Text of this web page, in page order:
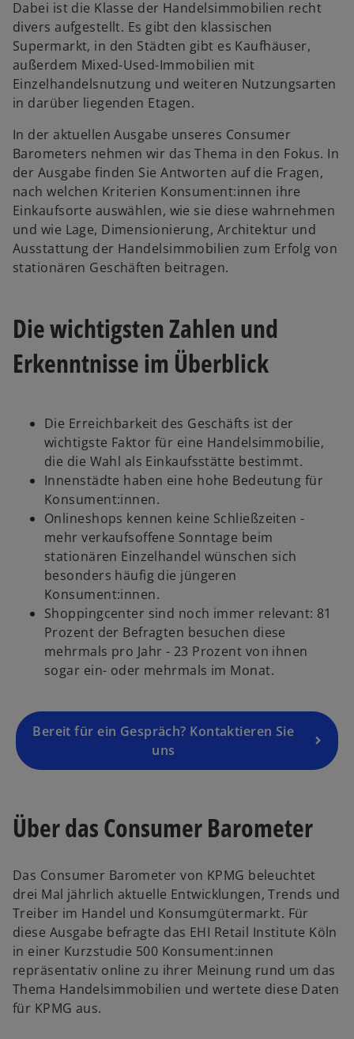
Dabei ist die Klasse der Handelsimmobilien recht
divers aufgestellt. Es gibt den klassischen
Supermarkt, in den Städten gibt es Kaufhäuser,
außerdem Mixed-Used-Immobilien mit
Einzelhandelsnutzung und weiteren Nutzungsarten
in darüber liegenden Etagen.
In der aktuellen Ausgabe unseres Consumer
Barometers nehmen wir das Thema in den Fokus. In
der Ausgabe finden Sie Antworten auf die Fragen,
nach welchen Kriterien Konsument:innen ihre
Einkaufsorte auswählen, wie sie diese wahrnehmen
und wie Lage, Dimensionierung, Architektur und
Ausstattung der Handelsimmobilien zum Erfolg von
stationären Geschäften beitragen.
Die wichtigsten Zahlen und
Erkenntnisse im Überblick
Die Erreichbarkeit des Geschäfts ist der
wichtigste Faktor für eine Handelsimmobilie,
die die Wahl als Einkaufsstätte bestimmt.
Innenstädte haben eine hohe Bedeutung für
Konsument:innen.
Onlineshops kennen keine Schließzeiten -
mehr verkaufsoffene Sonntage beim
stationären Einzelhandel wünschen sich
besonders häufig die jüngeren
Konsument:innen.
Shoppingcenter sind noch immer relevant: 81
Prozent der Befragten besuchen diese
mehrmals pro Jahr - 23 Prozent von ihnen
sogar ein- oder mehrmals im Monat.
Bereit für ein Gespräch? Kontaktieren Sie
uns
p
n
e
Über das Consumer Barometer
Das Consumer Barometer von KPMG beleuchtet
drei Mal jährlich aktuelle Entwicklungen, Trends und
Treiber im Handel und Konsumgütermarkt. Für
diese Ausgabe befragte das EHI Retail Institute Köln
in einer Kurzstudie 500 Konsument:innen
repräsentativ online zu ihrer Meinung rund um das
Thema Handelsimmobilien und wertete diese Daten
für KPMG aus.